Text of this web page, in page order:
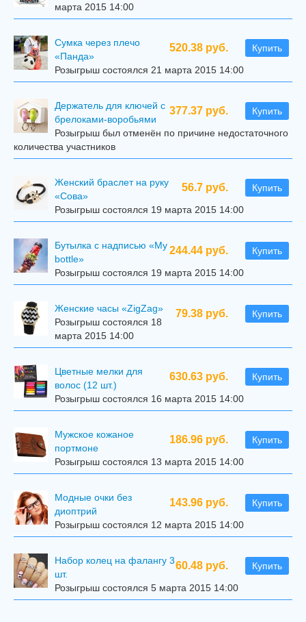
марта 2015 14:00
520.38 руб. Купить
Сумка через плечо
«Панда»
Розыгрыш состоялся 21 марта 2015 14:00
377.37 руб. Купить
Держатель для ключей с
брелоками-воробьями
Розыгрыш был отменён по причине недостаточного
количества участников
56.7 руб. Купить
Женский браслет на руку
«Сова»
Розыгрыш состоялся 19 марта 2015 14:00
244.44 руб. Купить
Бутылка с надписью «My
bottle»
Розыгрыш состоялся 19 марта 2015 14:00
79.38 руб. Купить
Женские часы «ZigZag»
Розыгрыш состоялся 18
марта 2015 14:00
630.63 руб. Купить
Цветные мелки для
волос (12 шт.)
Розыгрыш состоялся 16 марта 2015 14:00
186.96 руб. Купить
Мужское кожаное
портмоне
Розыгрыш состоялся 13 марта 2015 14:00
143.96 руб. Купить
Модные очки без
диоптрий
Розыгрыш состоялся 12 марта 2015 14:00
60.48 руб. Купить
Набор колец на фалангу 3
шт.
Розыгрыш состоялся 5 марта 2015 14:00